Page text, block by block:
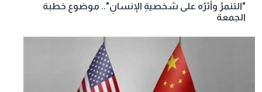
"التنمرُ وأثرُه على شخصيةِ الإنسانِ".. موضوع خطبة
الجمعة